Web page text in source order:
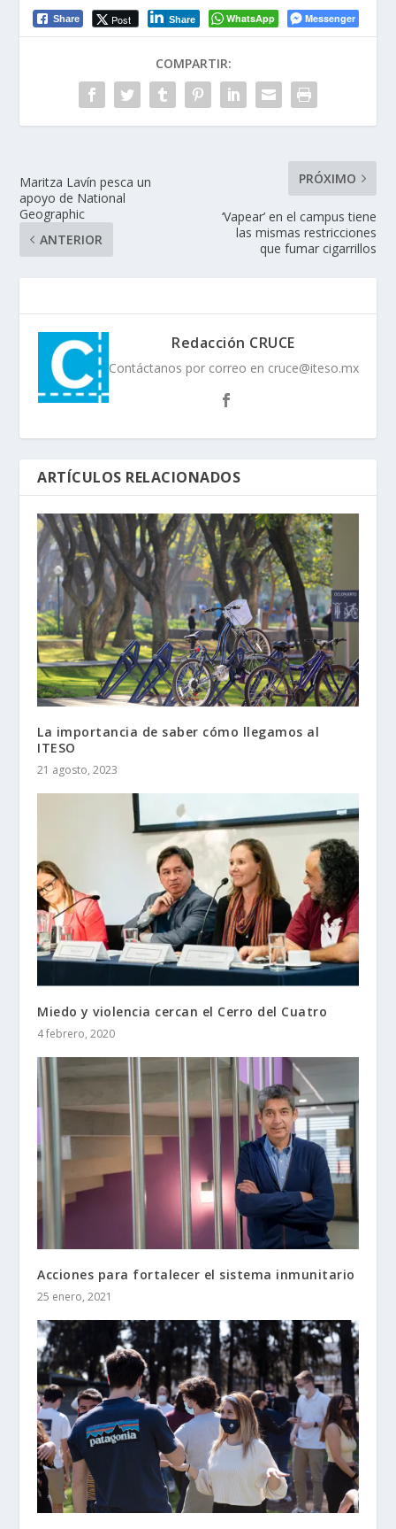
Share Post Share WhatsApp Messenger
COMPARTIR:
Maritza Lavín pesca un
apoyo de National
Geographic
ANTERIOR
PRÓXIMO
‘Vapear’ en el campus tiene
las mismas restricciones
que fumar cigarrillos
Redacción CRUCE
Contáctanos por correo en cruce@iteso.mx
ARTÍCULOS RELACIONADOS
La importancia de saber cómo llegamos al
ITESO
21 agosto, 2023
Miedo y violencia cercan el Cerro del Cuatro
4 febrero, 2020
Acciones para fortalecer el sistema inmunitario
25 enero, 2021